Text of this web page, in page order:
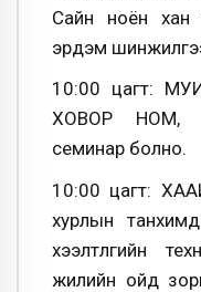
Сайн ноён хан
эрдэм
10:00 цагт:
ХОВОР НОМ,
семинар болно.
10:00 цагт:
хурлын
хээлтүүлгийн
жилийн ойд